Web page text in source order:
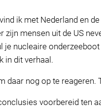
ik met Nederland en
zijn mensen uit de US
je nucleaire
in dit verhaal.
daar nog op te
voorbereid ten